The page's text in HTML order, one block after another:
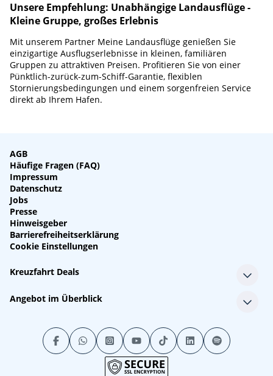
Unsere Empfehlung: Unabhängige Landausflüge -
Kleine Gruppe, großes Erlebnis
Mit unserem Partner Meine Landausflüge genießen Sie
einzigartige Ausflugserlebnisse in kleinen, familiären
Gruppen zu attraktiven Preisen. Profitieren Sie von einer
Pünktlich-zurück-zum-Schiff-Garantie, flexiblen
Stornierungsbedingungen und einem sorgenfreien Service
direkt ab Ihrem Hafen.
AGB
Häufige Fragen (FAQ)
Impressum
Datenschutz
Jobs
Presse
Hinweisgeber
Barrierefreiheitserklärung
Cookie Einstellungen
Kreuzfahrt Deals
Single-Kreuzfahrten
Kreuzfahrt mit Kindern
Minikreuzfahrten
Stornokabinen
Luxuskreuzfahrten
Angebot im Überblick
Alle Schiffe
Alle Reiseziele
Kreuzfahrtpakete